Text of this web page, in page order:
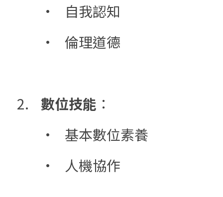
	•	自我認知
	•	倫理道德
數位技能 ：
	•	基本數位素養
	•	人機協作